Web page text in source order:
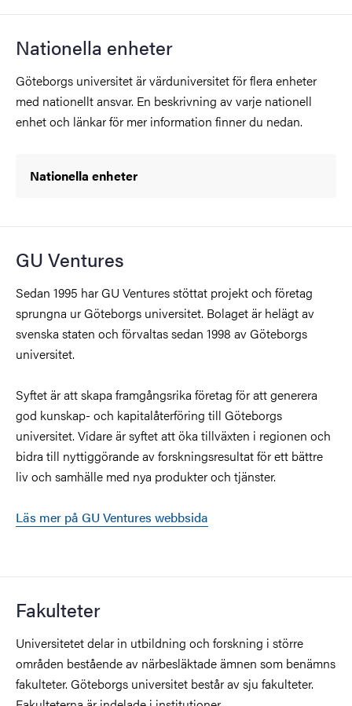
Nationella enheter
Göteborgs universitet är värduniversitet för flera enheter
med nationellt ansvar. En beskrivning av varje nationell
enhet och länkar för mer information finner du nedan.
Nationella enheter
GU Ventures
Sedan 1995 har GU Ventures stöttat projekt och företag
sprungna ur Göteborgs universitet. Bolaget är helägt av
svenska staten och förvaltas sedan 1998 av Göteborgs
universitet.
Syftet är att skapa framgångsrika företag för att generera
god kunskap- och kapitalåterföring till Göteborgs
universitet. Vidare är syftet att öka tillväxten i regionen och
bidra till nyttiggörande av forskningsresultat för ett bättre
liv och samhälle med nya produkter och tjänster.
Läs mer på GU Ventures webbsida
Fakulteter
Universitetet delar in utbildning och forskning i större
områden bestående av närbesläktade ämnen som benämns
fakulteter. Göteborgs universitet består av sju fakulteter.